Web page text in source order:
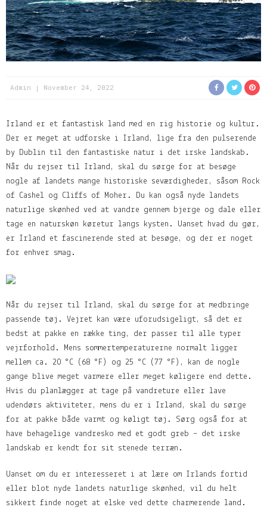
Admin November 24, 2022
Irland er et fantastisk land med en rig historie og kultur.
Der er meget at udforske i Irland, lige fra den pulserende
by Dublin til den fantastiske natur i det irske landskab.
Når du rejser til Irland, skal du sørge for at besøge
nogle af landets mange historiske seværdigheder, såsom Rock
of Cashel og Cliffs of Moher. Du kan også nyde landets
naturlige skønhed ved at vandre gennem bjerge og dale eller
tage en naturskøn køretur langs kysten. Uanset hvad du gør,
er Irland et fascinerende sted at besøge, og der er noget
for enhver smag.
Når du rejser til Irland, skal du sørge for at medbringe
passende tøj. Vejret kan være uforudsigeligt, så det er
bedst at pakke en række ting, der passer til alle typer
vejrforhold. Mens sommertemperaturerne normalt ligger
mellem ca. 20 °C (68 °F) og 25 °C (77 °F), kan de nogle
gange blive meget varmere eller meget køligere end dette.
Hvis du planlægger at tage på vandreture eller lave
udendørs aktiviteter, mens du er i Irland, skal du sørge
for at pakke både varmt og køligt tøj. Sørg også for at
have behagelige vandresko med et godt greb – det irske
landskab er kendt for sit stenede terræn.
Uanset om du er interesseret i at lære om Irlands fortid
eller blot nyde landets naturlige skønhed, vil du helt
sikkert finde noget at elske ved dette charmerende land.